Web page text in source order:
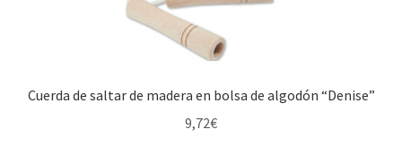
Cuerda de saltar de madera en bolsa de algodón “Denise”
9,72€